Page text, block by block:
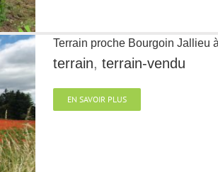
Terrain proche Bourgoin Jallieu
terrain, terrain-vendu
EN SAVOIR PLUS